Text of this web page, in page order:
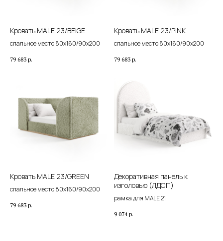
Кровать MALE 23/BEIGE
спальное место 80х160/90х200
79 683 р.
Кровать MALE 23/PINK
спальное место 80х160/90х200
79 683 р.
Кровать MALE 23/GREEN
спальное место 80х160/90х200
79 683 р.
Декоративная панель к
изголовью (ЛДСП)
рамка для MALE 21
9 074 р.